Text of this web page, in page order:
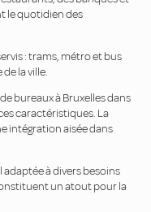
le quotidien des
: trams, métro et bus
la ville.
bureaux à Bruxelles dans
caractéristiques. La
intégration aisée dans
à divers besoins
un atout pour la